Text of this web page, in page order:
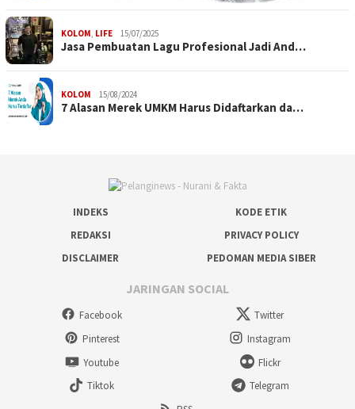
KOLOM, LIFE 15/07/2025
Jasa Pembuatan Lagu Profesional Jadi And…
KOLOM 15/08/2024
7 Alasan Merek UMKM Harus Didaftarkan da…
INDEKS
KODE ETIK
REDAKSI
PRIVACY POLICY
DISCLAIMER
PEDOMAN MEDIA SIBER
JARINGAN SOCIAL
Facebook
Twitter
Pinterest
Instagram
Youtube
Flickr
Tiktok
Telegram